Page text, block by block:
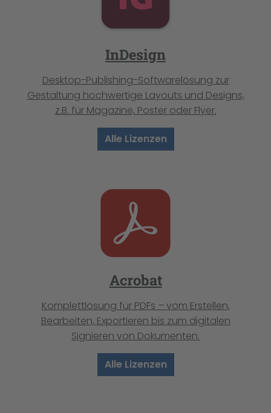
InDesign
Desktop-Publishing-Softwarelösung zur
Gestaltung hochwertige Layouts und Designs,
z.B. für Magazine, Poster oder Flyer.
Alle Lizenzen
Acrobat
Komplettlösung für PDFs – vom Erstellen,
Bearbeiten, Exportieren bis zum digitalen
Signieren von Dokumenten.
Alle Lizenzen